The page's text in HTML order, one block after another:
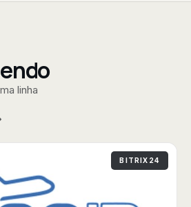
linha
BITRIX24